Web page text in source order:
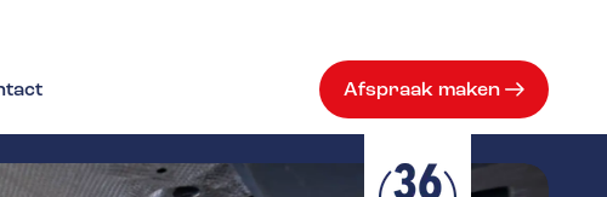
Afspraak maken